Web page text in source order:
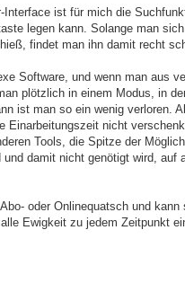
Interface ist für mich die
legen kann. Solange man
findet man ihn damit recht
Software, und wenn man aus
plötzlich in einem Modus, in
ist man so ein wenig verloren.
Einarbeitungszeit nicht
Tools, die Spitze der
damit nicht genötigt wird, auf
oder Onlinequatsch und kann
Ewigkeit zu jedem Zeitpunkt